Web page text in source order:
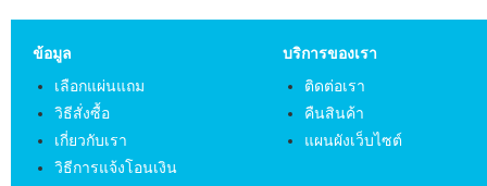
ข้อมูล
เลือกแผ่นแถม
วิธีสั่งซื้อ
เกี่ยวกับเรา
วิธีการแจ้งโอนเงิน
บริการของเรา
ติดต่อเรา
คืนสินค้า
แผนผังเว็บไซต์